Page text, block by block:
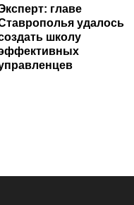
главе
удалось
школу